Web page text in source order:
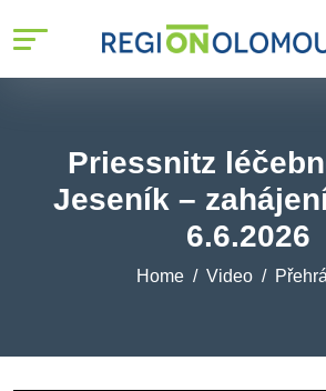
Priessnitz
Jeseník –
6.6.2026
Home Video